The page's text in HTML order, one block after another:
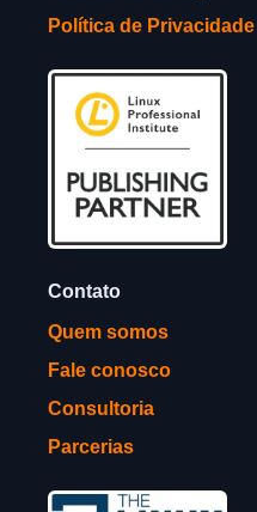
Política de Privacidade
Contato
Quem somos
Fale conosco
Consultoria
Parcerias